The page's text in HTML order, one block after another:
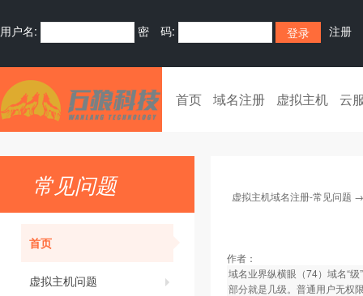
用户名: 密 码: 注册
首页 域名注册 虚拟主机 云
常见问题
首页
虚拟主机问题
虚拟主机域名注册-常见问题
作者：
域名业界纵横眼（74）域名“
部分就是几级。普通用户无权